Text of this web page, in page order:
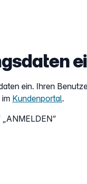
ein. Ihren
Kundenportal.